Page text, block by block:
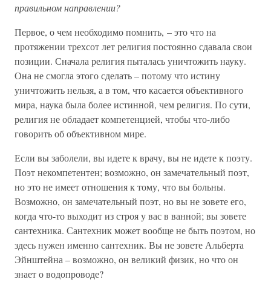
правильном направлении?
Первое, о чем необходимо помнить, – это что на
протяжении трехсот лет религия постоянно сдавала свои
позиции. Сначала религия пыталась уничтожить науку.
Она не смогла этого сделать – потому что истину
уничтожить нельзя, а в том, что касается объективного
мира, наука была более истинной, чем религия. По сути,
религия не обладает компетенцией, чтобы что-либо
говорить об объективном мире.
Если вы заболели, вы идете к врачу, вы не идете к поэту.
Поэт некомпетентен; возможно, он замечательный поэт,
но это не имеет отношения к тому, что вы больны.
Возможно, он замечательный поэт, но вы не зовете его,
когда что-то выходит из строя у вас в ванной; вы зовете
сантехника. Сантехник может вообще не быть поэтом, но
здесь нужен именно сантехник. Вы не зовете Альберта
Эйнштейна – возможно, он великий физик, но что он
знает о водопроводе?